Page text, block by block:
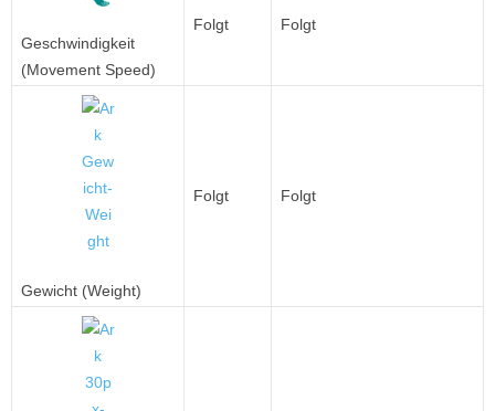
Geschwindigkeit
(Movement Speed)
Folgt Folgt
Gewicht (Weight)
Folgt Folgt